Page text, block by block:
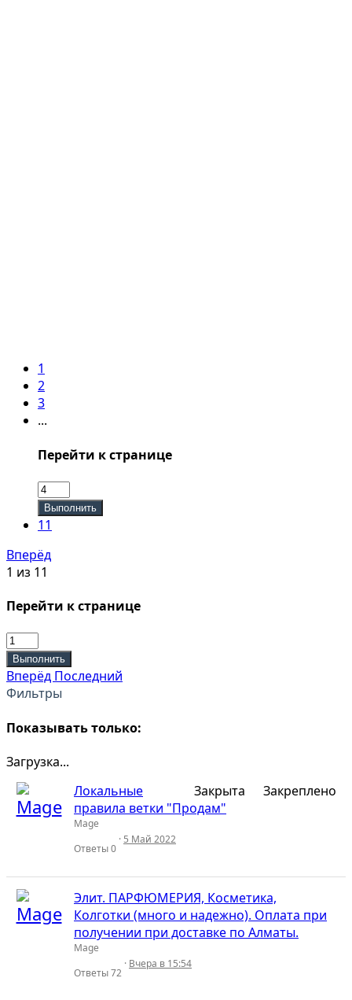
1
2
3
...
Перейти к странице
Выполнить
11
Вперёд
1 из 11
Перейти к странице
Выполнить
Вперёд Последний
Фильтры
Показывать только:
Загрузка...
Закрыта
Закреплено
Локальные
правила ветки "Продам"
Mage
Ответы0
5 Май 2022
Элит. ПАРФЮМЕРИЯ, Косметика,
Колготки (много и надежно). Оплата при
получении при доставке по Алматы.
Mage
Ответы72
Вчера в 15:54